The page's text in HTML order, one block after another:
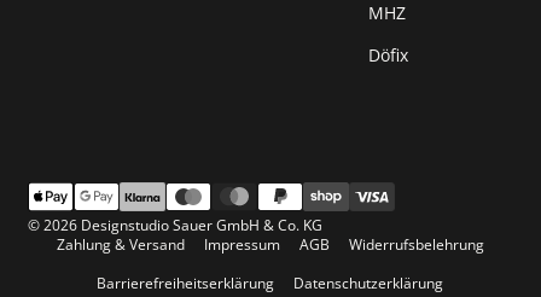
MHZ
Döfix
© 2026 Designstudio Sauer GmbH & Co. KG
Zahlung & Versand
Impressum AGB
Widerrufsbelehrung
Barrierefreiheitserklärung
Datenschutzerklärung